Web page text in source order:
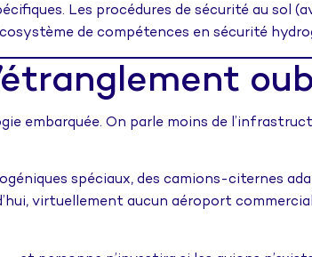
Les procédures de sécurité au sol
de compétences en sécurité
embarquée. On parle moins de
spéciaux, des camions-citernes
virtuellement aucun aéroport